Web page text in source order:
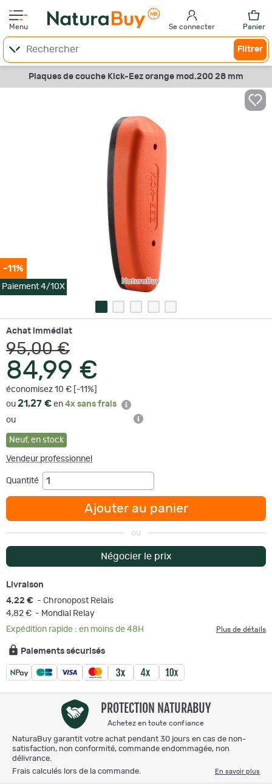
Menu Se connecter Panier
Filtrer
Plaques de couche Kick-Eez orange mod.200 28 mm
-11%
Paiement 4/10X
Achat immédiat
95,00 €
84,99 €
économisez 10 € [-11%]
ou 21,27 € en 4x sans frais
ou
Neuf, en stock
Vendeur professionnel
Quantité
Ajouter au panier
ou
Négocier le prix
Livraison
4,22 € - Chronopost Relais
4,82 € - Mondial Relay
Expédition rapide : en moins de 48H
Plus de détails
Paiements sécurisés
PROTECTION NATURABUY
Achetez en toute confiance
NaturaBuy garantit votre achat pendant 30 jours en cas de non-
satisfaction, non conformité, commande endommagée, non
délivrance.
Frais calculés lors de la commande.
En savoir plus